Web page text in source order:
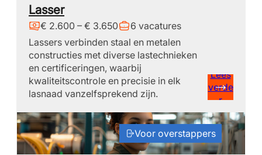
Lasser
€ 2.600 – € 3.650
6 vacatures
Lassers verbinden staal en metalen
constructies met diverse lastechnieken
en certificeringen, waarbij
kwaliteitscontrole en precisie in elk
lasnaad vanzelfsprekend zijn.
Lees
verde
r
Voor overstappers